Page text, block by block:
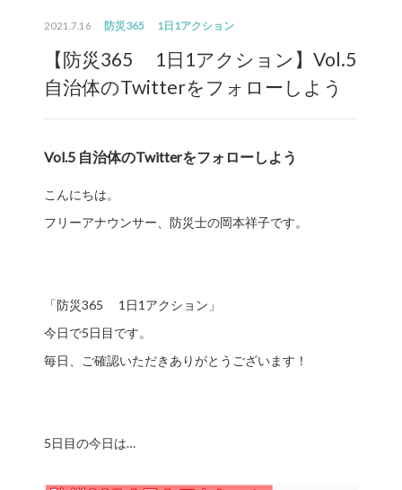
2021.7.16 防災365 1日1アクション
【防災365 1日1アクション】Vol.5
自治体のTwitterをフォローしよう
Vol.5 自治体のTwitterをフォローしよう
こんにちは。
フリーアナウンサー、防災士の岡本祥子です。
「防災365 1日1アクション」
今日で5日目です。
毎日、ご確認いただきありがとうございます！
5日目の今日は…